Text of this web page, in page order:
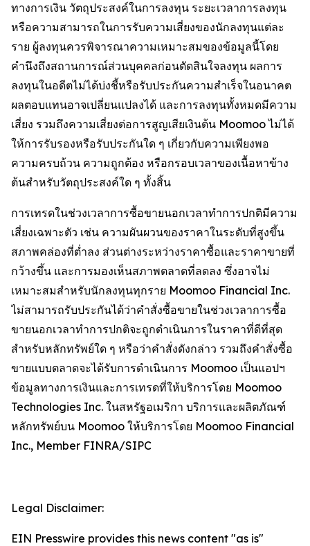
ทางการเงิน วัตถุประสงค์ในการลงทุน ระยะเวลาการลงทุน
หรือความสามารถในการรับความเสี่ยงของนักลงทุนแต่ละ
ราย ผู้ลงทุนควรพิจารณาความเหมาะสมของข้อมูลนี้โดย
คำนึงถึงสถานการณ์ส่วนบุคคลก่อนตัดสินใจลงทุน ผลการ
ลงทุนในอดีตไม่ได้บ่งชี้หรือรับประกันความสำเร็จในอนาคต
ผลตอบแทนอาจเปลี่ยนแปลงได้ และการลงทุนทั้งหมดมีความ
เสี่ยง รวมถึงความเสี่ยงต่อการสูญเสียเงินต้น Moomoo ไม่ได้
ให้การรับรองหรือรับประกันใด ๆ เกี่ยวกับความเพียงพอ
ความครบถ้วน ความถูกต้อง หรือกรอบเวลาของเนื้อหาข้าง
ต้นสำหรับวัตถุประสงค์ใด ๆ ทั้งสิ้น
การเทรดในช่วงเวลาการซื้อขายนอกเวลาทำการปกติมีความ
เสี่ยงเฉพาะตัว เช่น ความผันผวนของราคาในระดับที่สูงขึ้น
สภาพคล่องที่ต่ำลง ส่วนต่างระหว่างราคาซื้อและราคาขายที่
กว้างขึ้น และการมองเห็นสภาพตลาดที่ลดลง ซึ่งอาจไม่
เหมาะสมสำหรับนักลงทุนทุกราย Moomoo Financial Inc.
ไม่สามารถรับประกันได้ว่าคำสั่งซื้อขายในช่วงเวลาการซื้อ
ขายนอกเวลาทำการปกติจะถูกดำเนินการในราคาที่ดีที่สุด
สำหรับหลักทรัพย์ใด ๆ หรือว่าคำสั่งดังกล่าว รวมถึงคำสั่งซื้อ
ขายแบบตลาดจะได้รับการดำเนินการ Moomoo เป็นแอปฯ
ข้อมูลทางการเงินและการเทรดที่ให้บริการโดย Moomoo
Technologies Inc. ในสหรัฐอเมริกา บริการและผลิตภัณฑ์
หลักทรัพย์บน Moomoo ให้บริการโดย Moomoo Financial
Inc., Member FINRA/SIPC
Legal Disclaimer:
EIN Presswire provides this news content "as is"